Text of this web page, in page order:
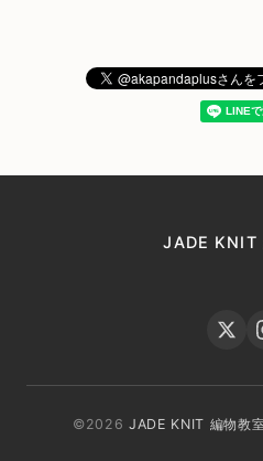
JADE KNIT
©2026JADE KNIT 編物教